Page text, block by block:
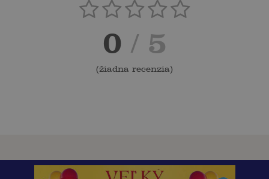
0 / 5
(žiadna recenzia)